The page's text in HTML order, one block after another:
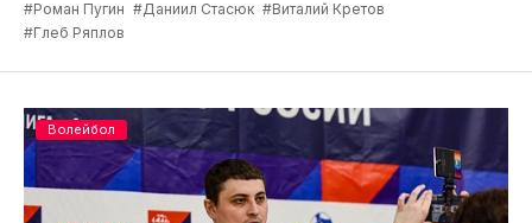
#Роман Пугин #Даниил Стасюк #Виталий Кретов
#Глеб Ряплов
Волейбол